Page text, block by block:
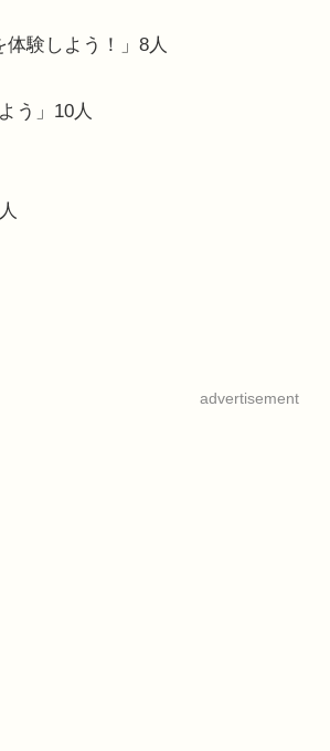
体験しよう！」8人
う」10人
advertisement